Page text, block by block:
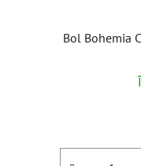
Bol Bohemia